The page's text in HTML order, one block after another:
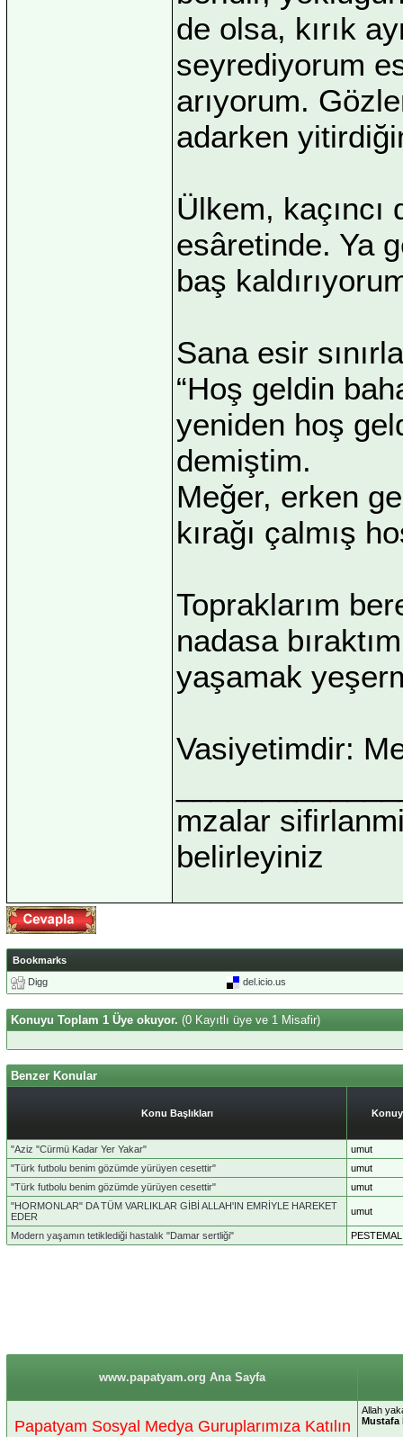
de olsa, kırık
seyrediyorum
arıyorum.
adarken
Ülkem, kaçıncı
esâretinde. Ya
baş
Sana esir
“Hoş geldin
yeniden hoş
demiştim.
Meğer, erken
kırağı çalmış
Topraklarım
nadasa
yaşamak
Vasiyetimdir:
mzalar
belirleyiniz
Bookmarks
Digg
del.icio.us
Konuyu Toplam 1 Üye okuyor. (0 Kayıtlı üye ve 1 Misafir)
Benzer Konular
Konu Başlıkları
"Aziz "Cürmü Kadar Yer Yakar"
umut
"Türk futbolu benim gözümde yürüyen cesettir"
umut
"Türk futbolu benim gözümde yürüyen cesettir"
umut
"HORMONLAR" DA TÜM VARLIKLAR GİBİ ALLAH'IN EMRİYLE HAREKET
EDER
umut
Modern yaşamın tetiklediği hastalık "Damar sertliği" PESTEMAL
www.papatyam.org Ana Sayfa
Papatyam Sosyal Medya Guruplarımıza Katılın
Allah
Mustafa